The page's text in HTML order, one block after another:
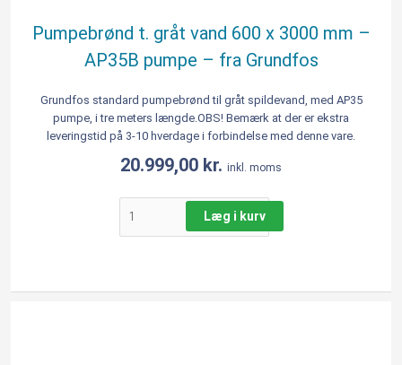
Pumpebrønd t. gråt vand 600 x 3000 mm –
AP35B pumpe – fra Grundfos
Grundfos standard pumpebrønd til gråt spildevand, med AP35
pumpe, i tre meters længde.OBS! Bemærk at der er ekstra
leveringstid på 3-10 hverdage i forbindelse med denne vare.
20.999,00 kr. inkl. moms
Læg i kurv